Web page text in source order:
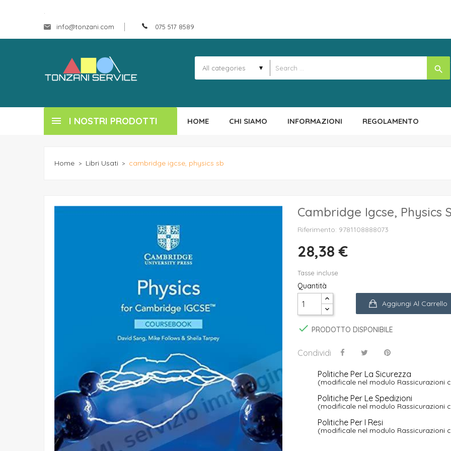
.
info@tonzani.com 075 517 8589
search
.
I NOSTRI PRODOTTI HOME CHI SIAMO INFORMAZIONI REGOLAMENTO
Home Libri Usati cambridge igcse, physics sb
Cambridge Igcse, Physics
Riferimento: 9781108888073
28,38 €
Tasse incluse
Quantità
Aggiungi Al Carrello
 PRODOTTO DISPONIBILE
Condividi
Politiche Per La Sicurezza
(modificale nel modulo Rassicurazioni
Politiche Per Le Spedizioni
(modificale nel modulo Rassicurazioni
Politiche Per I Resi
(modificale nel modulo Rassicurazioni